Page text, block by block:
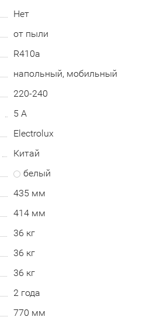
Нет
от пыли
R410a
напольный, мобильный
220-240
5 А
Electrolux
Китай
белый
435 мм
414 мм
36 кг
36 кг
36 кг
2 года
770 мм